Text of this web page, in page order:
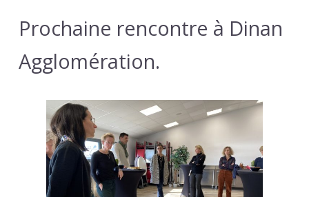
Prochaine rencontre à Dinan
Agglomération.